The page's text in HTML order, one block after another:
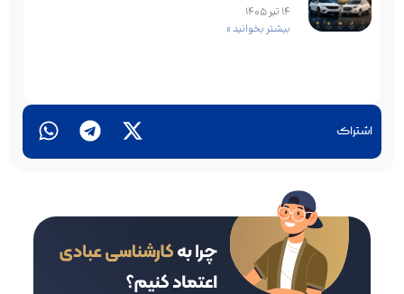
اشتراک
14 تیر 1405
بیشتر بخوانید »